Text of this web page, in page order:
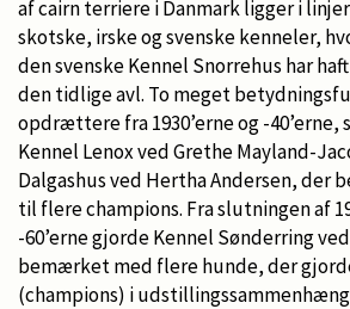
af cairn terriere i Danmark ligger i
skotske, irske og svenske kenneler,
den svenske Kennel Snorrehus har
den tidlige avl. To meget
opdrættere fra 1930’erne og -40’erne,
Kennel Lenox ved Grethe Mayland-
Dalgashus ved Hertha Andersen, der
til flere champions. Fra slutningen af
-60’erne gjorde Kennel Sønderring
bemærket med flere hunde, der
(champions) i